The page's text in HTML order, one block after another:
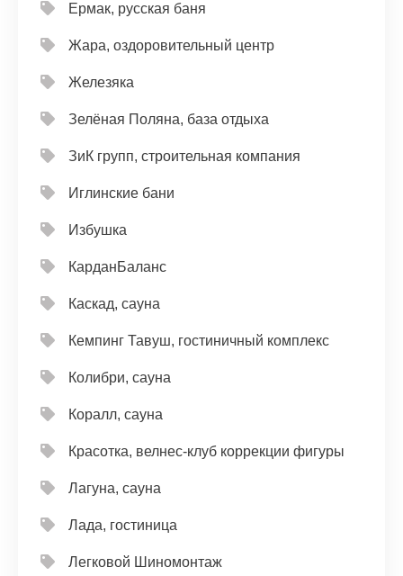
Ермак, русская баня
Жара, оздоровительный центр
Железяка
Зелёная Поляна, база отдыха
ЗиК групп, строительная компания
Иглинские бани
Избушка
КарданБаланс
Каскад, сауна
Кемпинг Тавуш, гостиничный комплекс
Колибри, сауна
Коралл, сауна
Красотка, велнес-клуб коррекции фигуры
Лагуна, сауна
Лада, гостиница
Легковой Шиномонтаж